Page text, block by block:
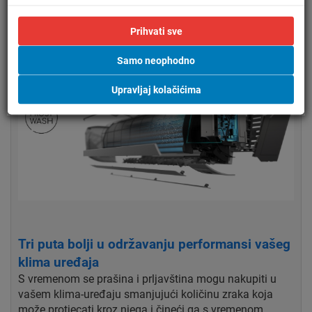
Tri puta bolji u održavanju performansi vašeg
klima uređaja
S vremenom se prašina i prljavština mogu nakupiti u
vašem klima-uređaju smanjujući količinu zraka koja
Prihvati sve
Samo neophodno
Upravljaj kolačićima